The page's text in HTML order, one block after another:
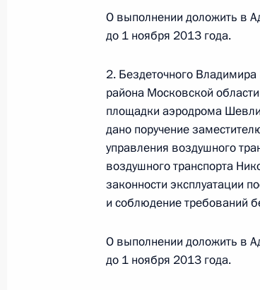
4 октября 2016 года по
исполняющий
управления воздушного
воздушного транспорта
Российской Федерации
4 октября 2016 года, 17:55
3 марта 2016 года,
О выполнении доложить в
до 1 ноября 2013 года.
2. Бездеточного
района Московской
площадки аэродрома
дано поручение
управления воздушного
воздушного транспорта
законности эксплуатации
и соблюдение требований
О выполнении доложить в
до 1 ноября 2013 года.